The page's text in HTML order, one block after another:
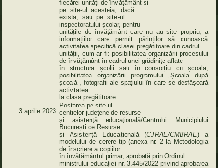
fiecărei unități deînvățământ și
pe site-ul
acesteia, dacă
există, saupe site-ul
inspectoratului școlar, pentru
unitățile de învățământ carenu ausite propriu, a
informațiilorcare permit părințilorsă
cunoască
activitatea specifică clasei pregătitoare din cadrul
unității, cum arfi: posibilitatea organizării procesului
de învățământ în cadrul unei grădinițe aflate
în structura școlii sau în consorțiu cu
școala,
posibilitatea
organizării programului „Școala
după
școală”, fotografii ale spațiului în care se desfășoară
activitatea
la clasapregătitoare
3aprilie 2023
Postarea pesite-ul
centrelor județene de resurse
șiasistență educațională/Centrului Municipiului
București de Resurse
și
Asistență Educațională (CJRAE/CMBRAE) a
modelului decerere-tip (anexa nr. 2 la Metodologia
de înscriere acopiilor
în învățământul primar, aprobată prinOrdinul
ministrului educației nr. 3.445/2022 privind aprobarea